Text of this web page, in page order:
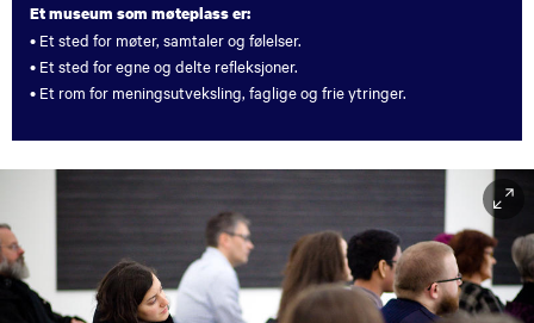
Et museum som møteplass er:
• Et sted for møter, samtaler og følelser.
• Et sted for egne og delte refleksjoner.
• Et rom for meningsutveksling, faglige og frie ytringer.